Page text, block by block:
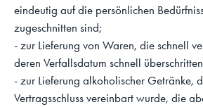
eindeutig auf die persönlichen
zugeschnitten sind;
- zur Lieferung von Waren, die schnell
deren Verfallsdatum schnell
- zur Lieferung alkoholischer Getränke,
Vertragsschluss vereinbart wurde, die